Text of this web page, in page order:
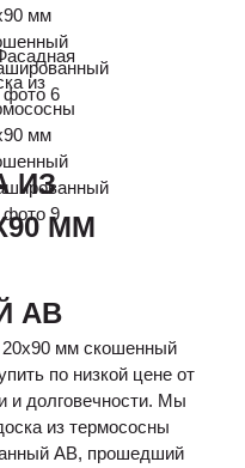
ИЗ
ММ
АВ
мм скошенный
по низкой цене от
и долговечности. Мы
из термососны
АВ, прошедший